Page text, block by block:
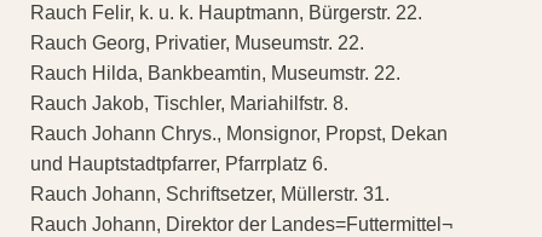
Rauch Felir, k. u. k. Hauptmann, Bürgerstr. 22.
Rauch Georg, Privatier, Museumstr. 22.
Rauch Hilda, Bankbeamtin, Museumstr. 22.
Rauch Jakob, Tischler, Mariahilfstr. 8.
Rauch Johann Chrys., Monsignor, Propst, Dekan
und Hauptstadtpfarrer, Pfarrplatz 6.
Rauch Johann, Schriftsetzer, Müllerstr. 31.
Rauch Johann, Direktor der Landes=Futtermittel¬